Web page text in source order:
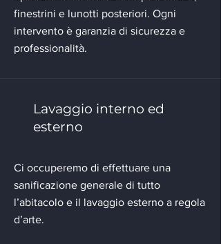
finestrini e lunotti posteriori. Ogni
intervento è garanzia di sicurezza e
professionalità.
Lavaggio interno ed
esterno
Ci occuperemo di effettuare una
sanificazione generale di tutto
l’abitacolo e il lavaggio esterno a regola
d’arte.